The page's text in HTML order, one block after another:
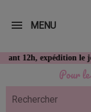
Pour
expédition le jour
MENU